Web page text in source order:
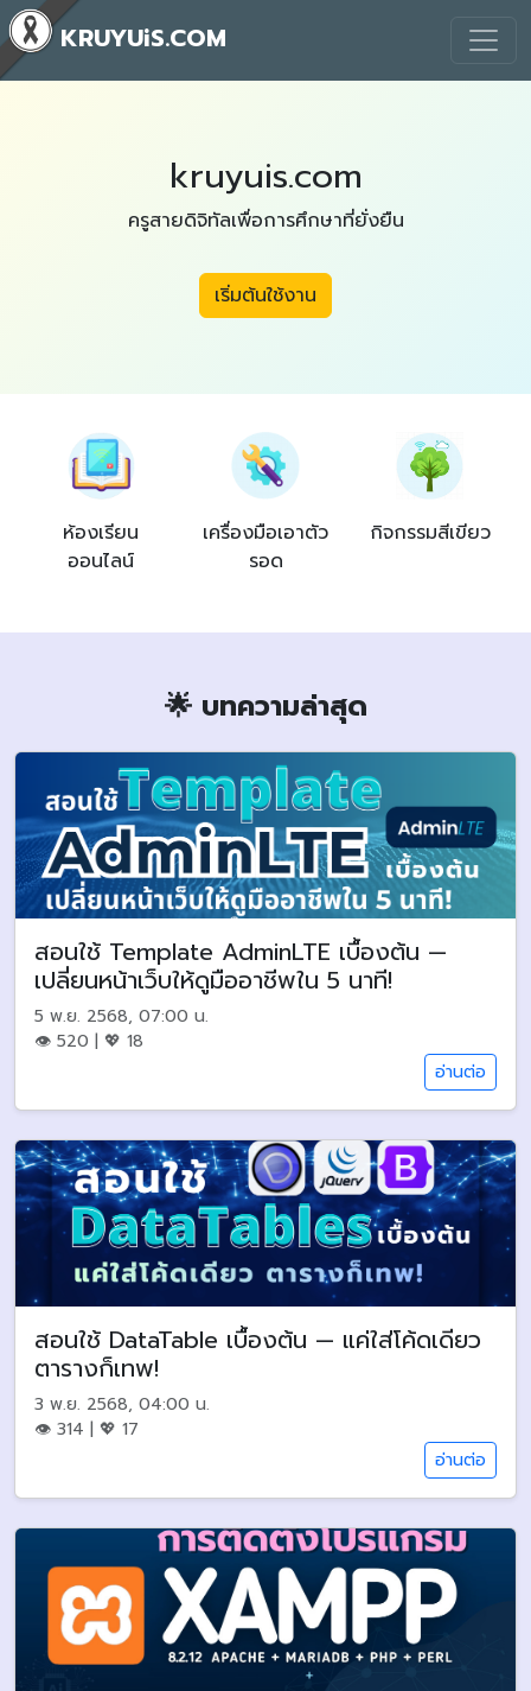
KRUYUiS.COM
kruyuis.com
ครูสายดิจิทัลเพื่อการศึกษาที่ยั่งยืน
เริ่มต้นใช้งาน
ห้องเรียน
ออนไลน์
เครื่องมือเอาตัว
รอด
กิจกรรมสีเขียว
🌟 บทความล่าสุด
สอนใช้ Template AdminLTE เบื้องต้น —
เปลี่ยนหน้าเว็บให้ดูมืออาชีพใน 5 นาที!
5 พ.ย. 2568, 07:00 น.
👁 520 | 💖 18
อ่านต่อ
สอนใช้ DataTable เบื้องต้น — แค่ใส่โค้ดเดียว
ตารางก็เทพ!
3 พ.ย. 2568, 04:00 น.
👁 314 | 💖 17
อ่านต่อ